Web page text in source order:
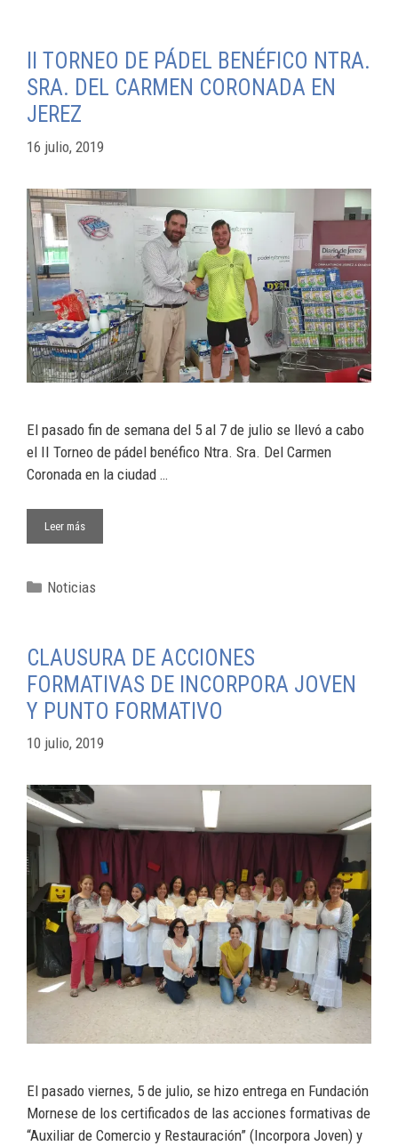
II TORNEO DE PÁDEL BENÉFICO NTRA.
SRA. DEL CARMEN CORONADA EN
JEREZ
16 julio, 2019
El pasado fin de semana del 5 al 7 de julio se llevó a cabo
el II Torneo de pádel benéfico Ntra. Sra. Del Carmen
Coronada en la ciudad …
Leer más
Noticias
CLAUSURA DE ACCIONES
FORMATIVAS DE INCORPORA JOVEN
Y PUNTO FORMATIVO
10 julio, 2019
El pasado viernes, 5 de julio, se hizo entrega en Fundación
Mornese de los certificados de las acciones formativas de
“Auxiliar de Comercio y Restauración” (Incorpora Joven) y